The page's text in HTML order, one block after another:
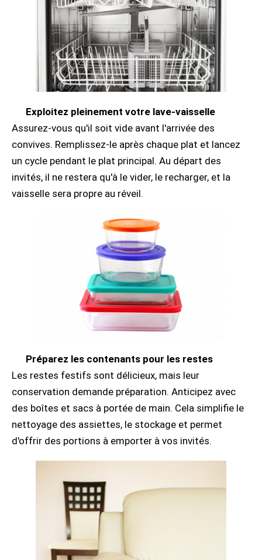
Exploitez pleinement votre lave-vaisselle
Assurez-vous qu'il soit vide avant l'arrivée des
convives. Remplissez-le après chaque plat et lancez
un cycle pendant le plat principal. Au départ des
invités, il ne restera qu'à le vider, le recharger, et la
vaisselle sera propre au réveil.
Préparez les contenants pour les restes
Les restes festifs sont délicieux, mais leur
conservation demande préparation. Anticipez avec
des boîtes et sacs à portée de main. Cela simplifie le
nettoyage des assiettes, le stockage et permet
d'offrir des portions à emporter à vos invités.